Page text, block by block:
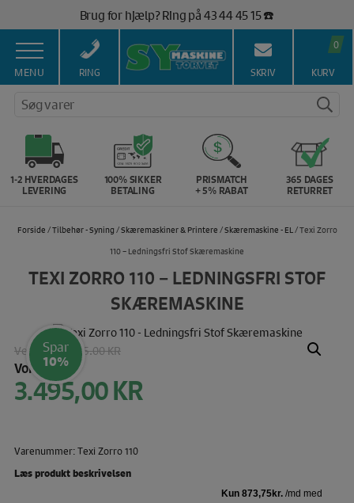
indholdet
Brug for hjælp? Ring på 43 44 45 15 ☎️
Vi matcher alle danske priser 💰
MENU RING SKRIV
0
KURV
Søg varer
1-2 HVERDAGES
LEVERING
100% SIKKER
BETALING
PRISMATCH
+ 5% RABAT
365 DAGES
RETURRET
Forside /Tilbehør - Syning /Skæremaskiner & Printere /Skæremaskine - EL/ Texi Zorro
110 – Ledningsfri Stof Skæremaskine
Spar
10%
TEXI ZORRO 110 – LEDNINGSFRI STOF
SKÆREMASKINE
Vejl. pris:3895.00 KR
Vores pris:
Den
oprindelige
3.495,00KR
pris
er:
3.495,00 KR.
Varenummer: Texi Zorro 110
Læs produkt beskrivelsen